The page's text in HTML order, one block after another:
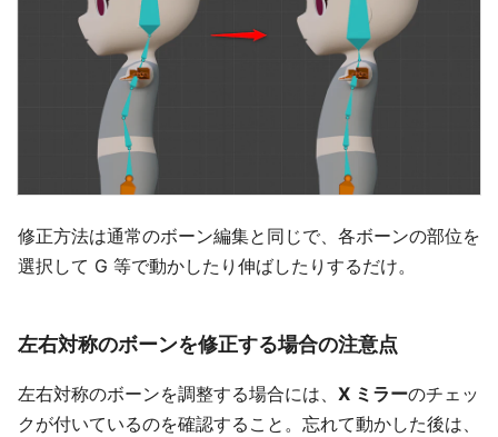
修正方法は通常のボーン編集と同じで、各ボーンの部位を
選択して G 等で動かしたり伸ばしたりするだけ。
左右対称のボーンを修正する場合の注意点
左右対称のボーンを調整する場合には、 X ミラーのチェッ
クが付いているのを確認すること。忘れて動かした後は、